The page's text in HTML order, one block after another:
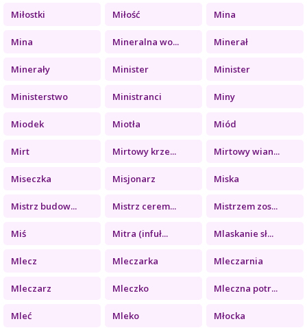
Miłostki Miłość Mina
Mina Mineralna wo... Minerał
Minerały Minister Minister
Ministerstwo Ministranci Miny
Miodek Miotła Miód
Mirt Mirtowy krze... Mirtowy wian...
Miseczka Misjonarz Miska
Mistrz budow... Mistrz cerem... Mistrzem zos...
Miś Mitra (infuł... Mlaskanie sł...
Mlecz Mleczarka Mleczarnia
Mleczarz Mleczko Mleczna potr...
Mleć Mleko Młocka